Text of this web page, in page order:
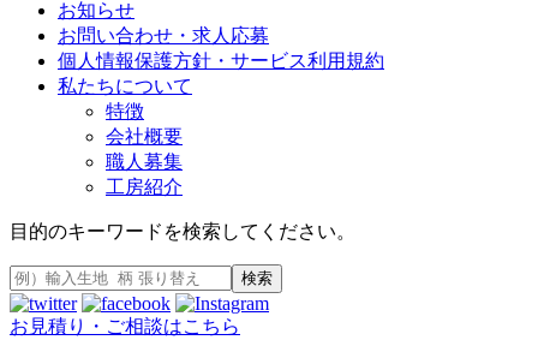
お知らせ
お問い合わせ・求人応募
個人情報保護方針・サービス利用規約
私たちについて
特徴
会社概要
職人募集
工房紹介
目的のキーワードを検索してください。
検索
お見積り・ご相談はこちら